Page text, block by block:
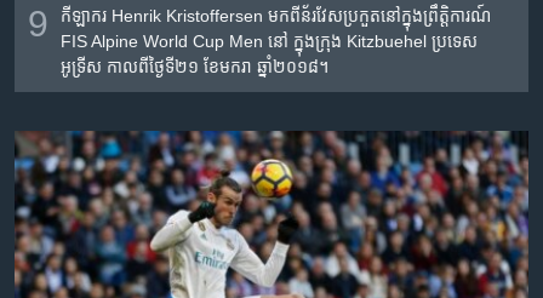
9
កីឡាករ Henrik Kristoffersen មក​ពី​ន័រវែស​ប្រកួត​នៅ​ក្នុង​ព្រឹត្តិការណ៍
FIS Alpine World Cup Men នៅ ក្នុង​ក្រុង Kitzbuehel ប្រទេស​
អូទ្រីស កាលពី​ថ្ងៃទី២១ ខែមករា​ ឆ្នាំ២០១៨។